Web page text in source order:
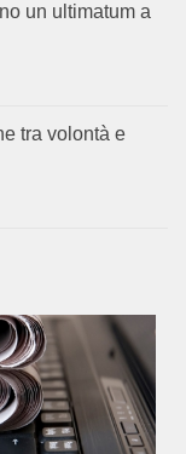
un ultimatum a
tra volontà e